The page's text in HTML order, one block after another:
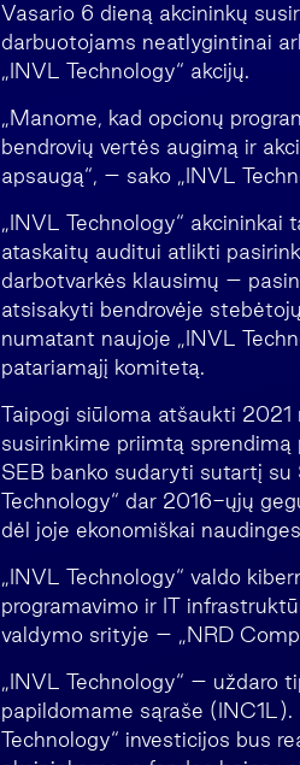
Vasario 6 dieną akcininkų
darbuotojams neatlygintinai
„INVL Technology“ akcijų.
„Manome, kad opcionų
bendrovių vertės augimą ir
apsaugą“, – sako „INVL
„INVL Technology“
ataskaitų auditui atlikti
darbotvarkės klausimų –
atsisakyti bendrovėje
numatant naujoje „INVL
patariamąjį komitetą.
Taipogi siūloma atšaukti 2021
susirinkime priimtą
SEB banko sudaryti sutartį su
Technology“ dar 2016-ųjų
dėl joje ekonomiškai
„INVL Technology“ valdo
programavimo ir IT
valdymo srityje – „NRD
„INVL Technology“ – uždaro
papildomame sąraše
Technology“ investicijos bus